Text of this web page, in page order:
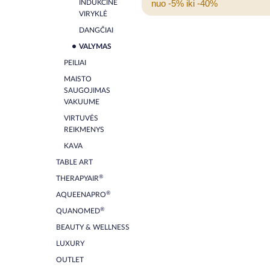
INDUKCINĖ
VIRYKLĖ
DANGČIAI
VALYMAS
PEILIAI
MAISTO
SAUGOJIMAS
VAKUUME
VIRTUVĖS
REIKMENYS
KAVA
TABLE ART
THERAPYAIR®
AQUEENAPRO®
QUANOMED®
BEAUTY & WELLNESS
LUXURY
OUTLET
nuo -5% iki -40%